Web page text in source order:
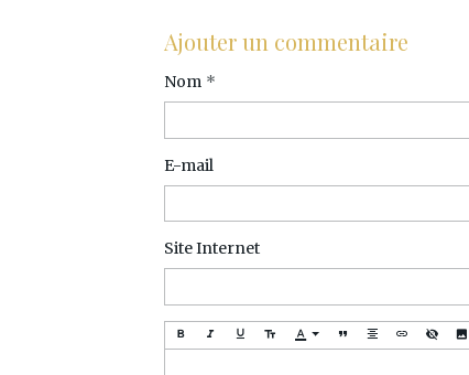
Ajouter un commentaire
Nom
E-mail
Site Internet